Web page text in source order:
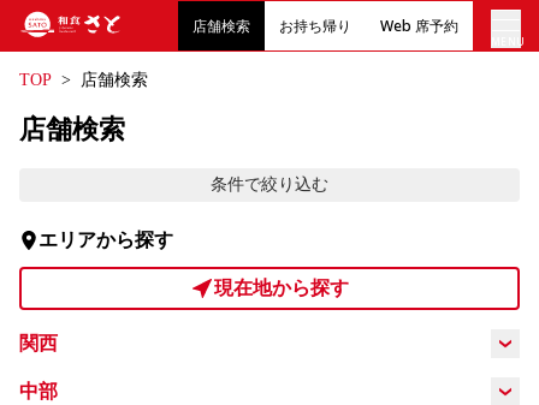
店舗検索 お持ち帰り Web 席予約
MENU
店内メニュー
クーポン
English
TOP 店舗検索
店舗検索
条件で絞り込む
エリアから探す
現在地から探す
関西
大阪府
中部